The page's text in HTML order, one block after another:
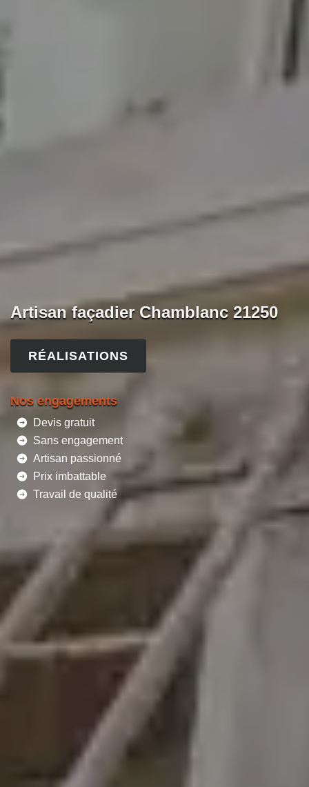
Artisan façadier Chamblanc 21250
RÉALISATIONS
Nos engagements
Devis gratuit
Sans engagement
Artisan passionné
Prix imbattable
Travail de qualité